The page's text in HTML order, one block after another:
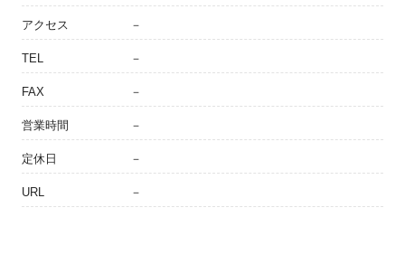
アクセス －
TEL －
FAX －
営業時間 －
定休日 －
URL －